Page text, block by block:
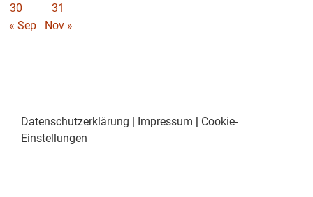
30
31
« Sep
Nov »
Datenschutzerklärung | Impressum | Cookie-
Einstellungen